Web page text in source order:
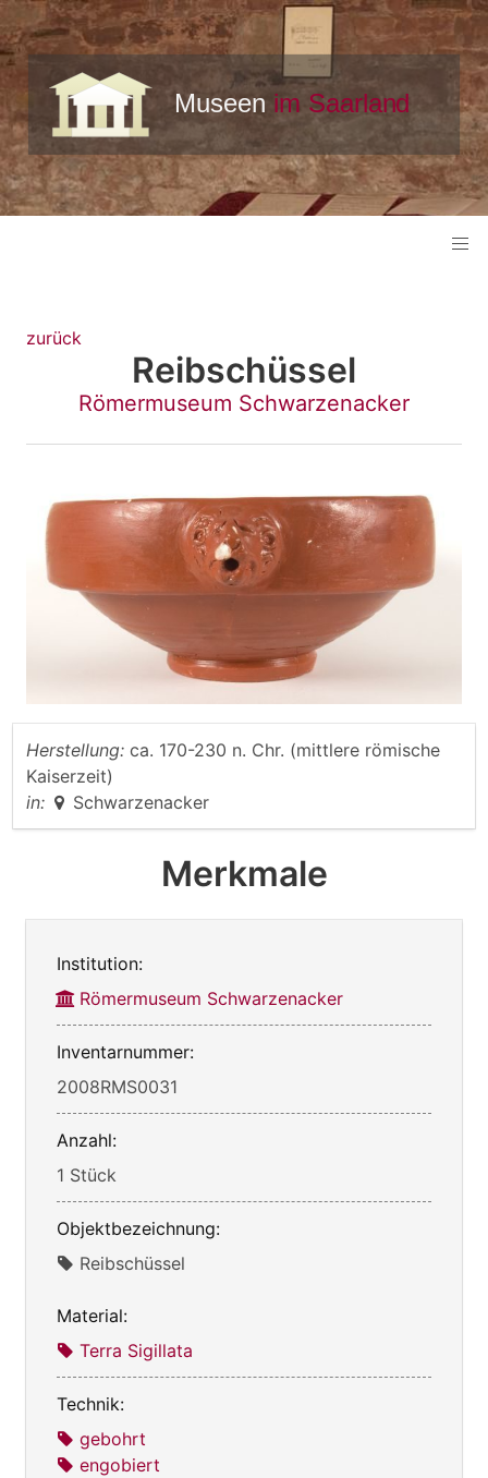
zurück
Reibschüssel
Römermuseum Schwarzenacker
Herstellung: ca. 170-230 n. Chr. (mittlere römische
Kaiserzeit)
in:
Schwarzenacker
Merkmale
Institution:
Römermuseum Schwarzenacker
Inventarnummer:
2008RMS0031
Anzahl:
1 Stück
Objektbezeichnung:
Reibschüssel
Material:
Terra Sigillata
Technik:
gebohrt
engobiert